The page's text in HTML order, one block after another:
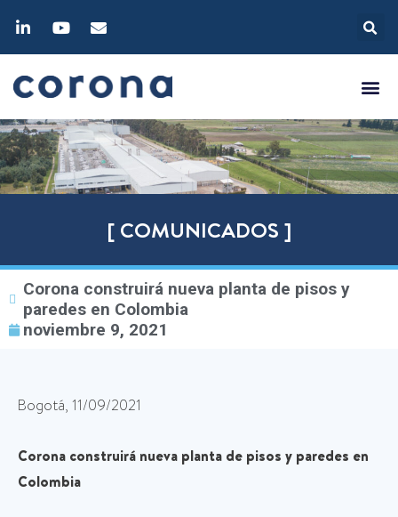
[ COMUNICADOS ]
Corona construirá nueva planta de pisos y
paredes en Colombia
noviembre 9, 2021
Bogotá, 11/09/2021
Corona construirá nueva planta de pisos y paredes en
Colombia